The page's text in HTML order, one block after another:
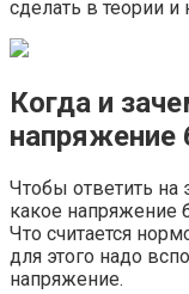
сделать в теории и
Когда и
напряжение
Чтобы ответить на
какое напряжение
Что считается
для этого надо
напряжение.